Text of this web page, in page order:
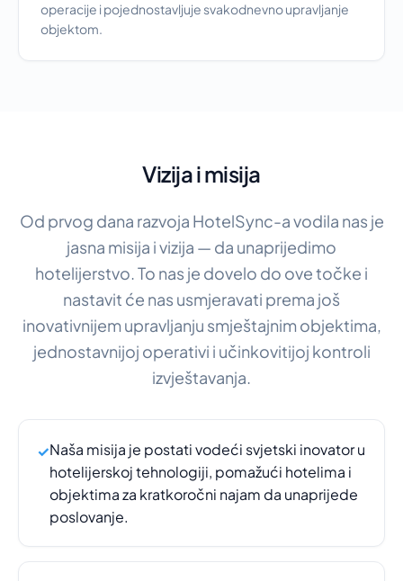
operacije i pojednostavljuje svakodnevno upravljanje
objektom.
Vizija i misija
Od prvog dana razvoja HotelSync-a vodila nas je
jasna misija i vizija — da unaprijedimo
hotelijerstvo. To nas je dovelo do ove točke i
nastavit će nas usmjeravati prema još
inovativnijem upravljanju smještajnim objektima,
jednostavnijoj operativi i učinkovitijoj kontroli
izvještavanja.
✓Naša misija je postati vodeći svjetski inovator u
hotelijerskoj tehnologiji, pomažući hotelima i
objektima za kratkoročni najam da unaprijede
poslovanje.